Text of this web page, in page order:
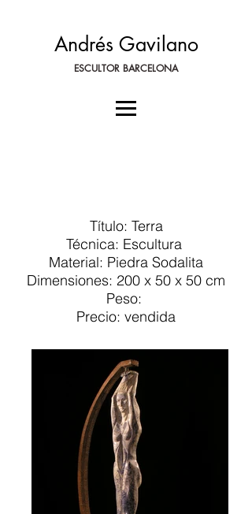
Andrés Gavilano
ESCULTOR BARCELONA
Título: Terra
Técnica: Escultura
Material: Piedra Sodalita
Dimensiones: 200 x 50 x 50 cm
Peso:
Precio: vendida